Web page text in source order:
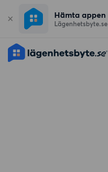
Hämta appen
Lägenhetsbyte.se